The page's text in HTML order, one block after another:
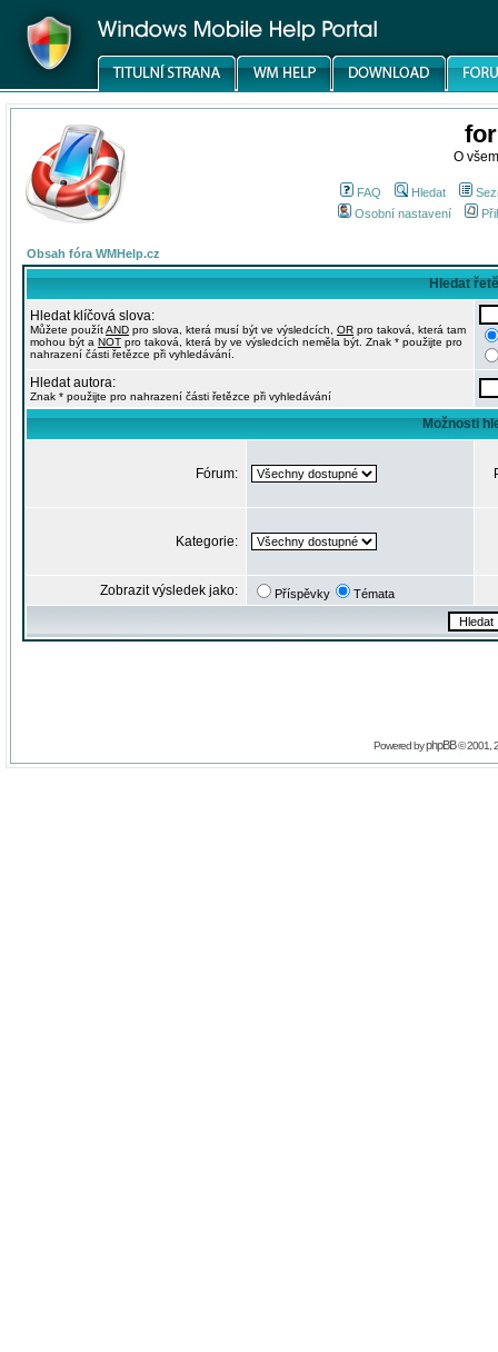
O
FAQ Hledat
Osobní nastavení
Obsah fóra WMHelp.cz
Hledat
Hledat klíčová slova:
Můžete použítAND pro slova, která musí být ve výsledcích, OR pro taková, která tam
mohou být a NOT pro taková, která by ve výsledcích neměla být. Znak * použijte pro
nahrazení části řetězce při vyhledávání.
Hledat autora:
Znak * použijte pro nahrazení části řetězce při vyhledávání
Možnosti
Fórum:
Kategorie:
Zobrazit výsledek jako: Příspěvky Témata
Powered byphpBB© 2001,